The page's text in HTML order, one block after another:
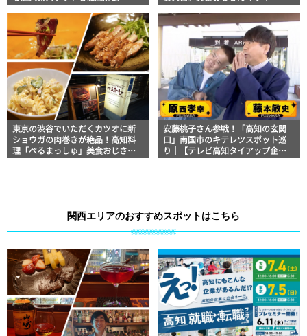
元の高知満腹日記【高知グルメ
Pro】
東京の渋谷でいただくカツオに新
ショウガの肉巻きが絶品！高知料
理「べるまっしゅ」美食おじさん
安藤桃子さん参戦！「高知の玄関
口」南国市のキテレツスポット巡
り｜【テレビ高知タイアップ企
関西エリアのおすすめスポットはこちら